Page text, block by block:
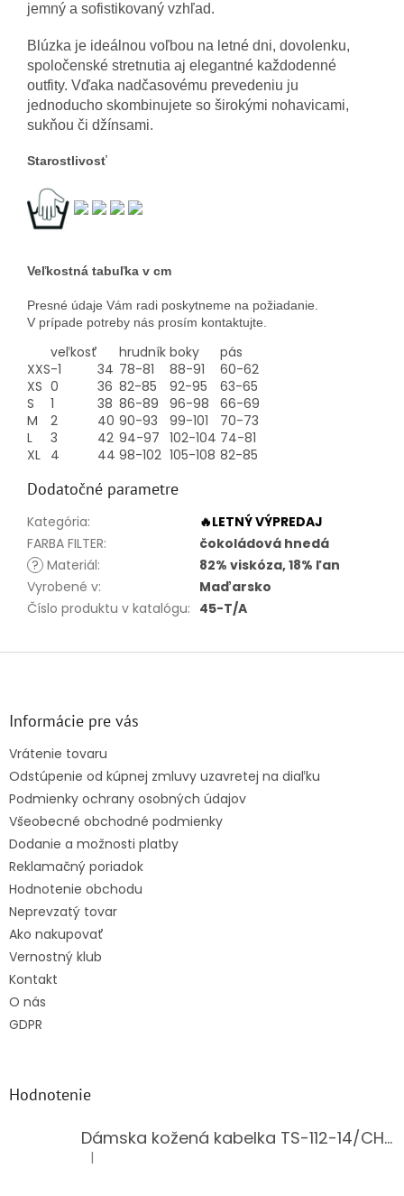
jemný a sofistikovaný vzhľad.
Blúzka je ideálnou voľbou na letné dni, dovolenku,
spoločenské stretnutia aj elegantné každodenné
outfity. Vďaka nadčasovému prevedeniu ju
jednoducho skombinujete so širokými nohavicami,
sukňou či džínsami.
Starostlivosť
Veľkostná tabuľka v cm
Presné údaje Vám radi poskytneme na požiadanie.
V prípade potreby nás prosím kontaktujte.
veľkosť hrudník boky
pás
XXS-1 34 78-81 88-91
60-62
XS 0 36 82-85 92-95
63-65
S
1 38 86-89 96-98
66-69
M
2 40 90-93 99-101
70-73
L
3 42 94-97 102-104 74-81
XL 4 44 98-102 105-108 82-85
Dodatočné parametre
Kategória:
🔥LETNÝ VÝPREDAJ
FARBA FILTER:
čokoládová hnedá
? Materiál:
82% viskóza, 18% ľan
Vyrobené v:
Maďarsko
Číslo produktu v katalógu: 45-T/A
Z
Informácie pre vás
Vrátenie tovaru
Odstúpenie od kúpnej zmluvy uzavretej na diaľku
Podmienky ochrany osobných údajov
Všeobecné obchodné podmienky
Dodanie a možnosti platby
Reklamačný poriadok
Hodnotenie obchodu
Neprevzatý tovar
Ako nakupovať
Vernostný klub
Kontakt
O nás
GDPR
Hodnotenie
Dámska kožená kabelka TS-112-14/CHOCO
Hodnotenie produktu je 5 z 5 hviezdičiek.
|